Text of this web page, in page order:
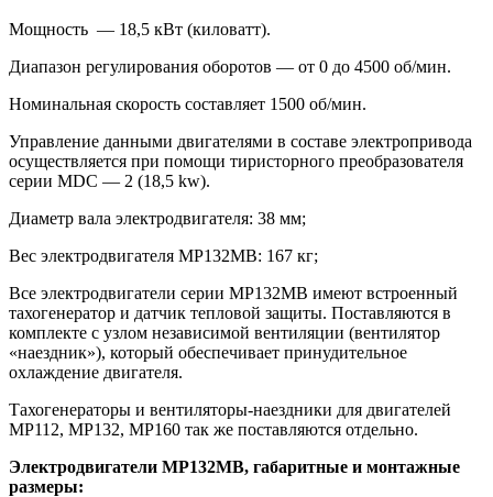
Мощность — 18,5 кВт (киловатт).
Диапазон регулирования оборотов — от 0 до 4500 об/мин.
Номинальная скорость составляет 1500 об/мин.
Управление данными двигателями в составе электропривода
осуществляется при помощи тиристорного преобразователя
серии MDС — 2 (18,5 kw).
Диаметр вала электродвигателя: 38 мм;
Вес электродвигателя МР132MB: 167 кг;
Все электродвигатели серии МР132MB имеют встроенный
тахогенератор и датчик тепловой защиты. Поставляются в
комплекте с узлом независимой вентиляции (вентилятор
«наездник»), который обеспечивает принудительное
охлаждение двигателя.
Тахогенераторы и вентиляторы-наездники для двигателей
МР112, МР132, МР160 так же поставляются отдельно.
Электродвигатели МР132MB, габаритные и монтажные
размеры: